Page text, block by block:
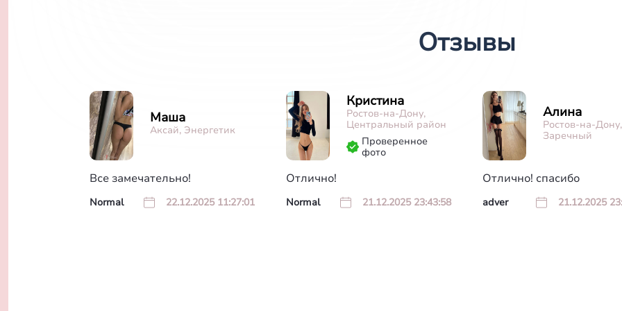
Отзывы
Маша
Аксай, Энергетик
Все замечательно!
Normal 22.12.2025 11:27:01
Кристина
Ростов-на-Дону,
Центральный район
Проверенное
фото
Отлично!
Normal 21.12.2025 23:43:58
Алина
Ростов-на-Дону,
Заречный
Отлично! спасибо
adver 21.12.2025